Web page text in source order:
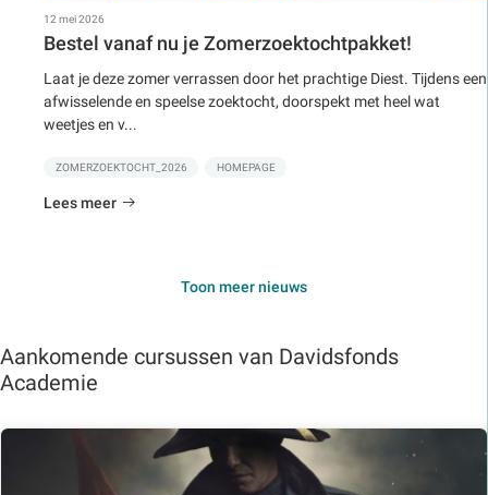
12 mei 2026
Bestel vanaf nu je Zomerzoektochtpakket!
Laat je deze zomer verrassen door het prachtige Diest. Tijdens een
afwisselende en speelse zoektocht, doorspekt met heel wat
weetjes en v...
ZOMERZOEKTOCHT_2026 HOMEPAGE
Lees meer
Toon meer nieuws
Aankomende cursussen van Davidsfonds
Academie